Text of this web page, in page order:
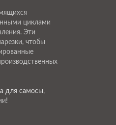
циклами
Эти
чтобы
для самосы,